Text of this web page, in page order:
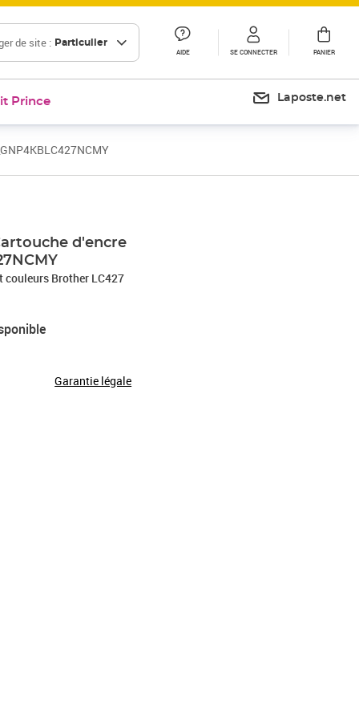
de site : Particulier
AIDE SE CONNECTER PANIER
Prince Laposte.net
d'encre
d'encre Noir et couleurs Brother LC427
Garantie légale